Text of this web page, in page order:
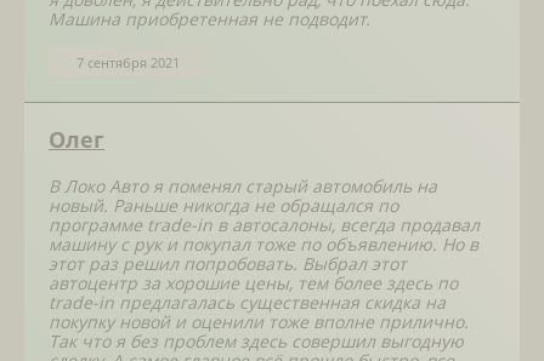
Машина приобретенная не подводит.
7 сентября 2021
Олег
В Локо Авто я поменял старый автомобиль на
новый. Раньше никогда не обращался по
программе trade-in в автосалоны, всегда продавал
машину с рук и покупал тоже по объявлению. Но в
этот раз решил попробовать. Выбрал этот
автоцентр за хорошие цены, тем более здесь по
trade-in предлагалась существенная скидка на
покупку новой и оценили тоже вполне прилично.
Так что я без проблем здесь совершил выгодную